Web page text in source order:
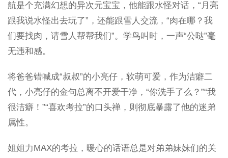
航是个充满幻想的异次元宝宝，他能跟水怪对话，“月亮
跟我说水怪出去玩了”，还能跟雪人交流，“肉在哪？我
们要找肉，请雪人帮帮我们”。学鸟叫时，一声“公哒”毫
无违和感。
将爸爸错喊成“叔叔”的小亮仔，软萌可爱，作为洁癖二
代，小亮仔的金句总离不开爱干净，“你洗手了么？”“我
很洁癖！”“喜欢考拉”的口头禅，则彻底暴露了他的迷弟
属性。
姐姐力MAX的考拉，暖心的话语总是对弟弟妹妹们的关